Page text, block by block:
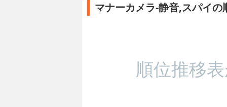
マナーカメラ-静音,スパイの
順位推移